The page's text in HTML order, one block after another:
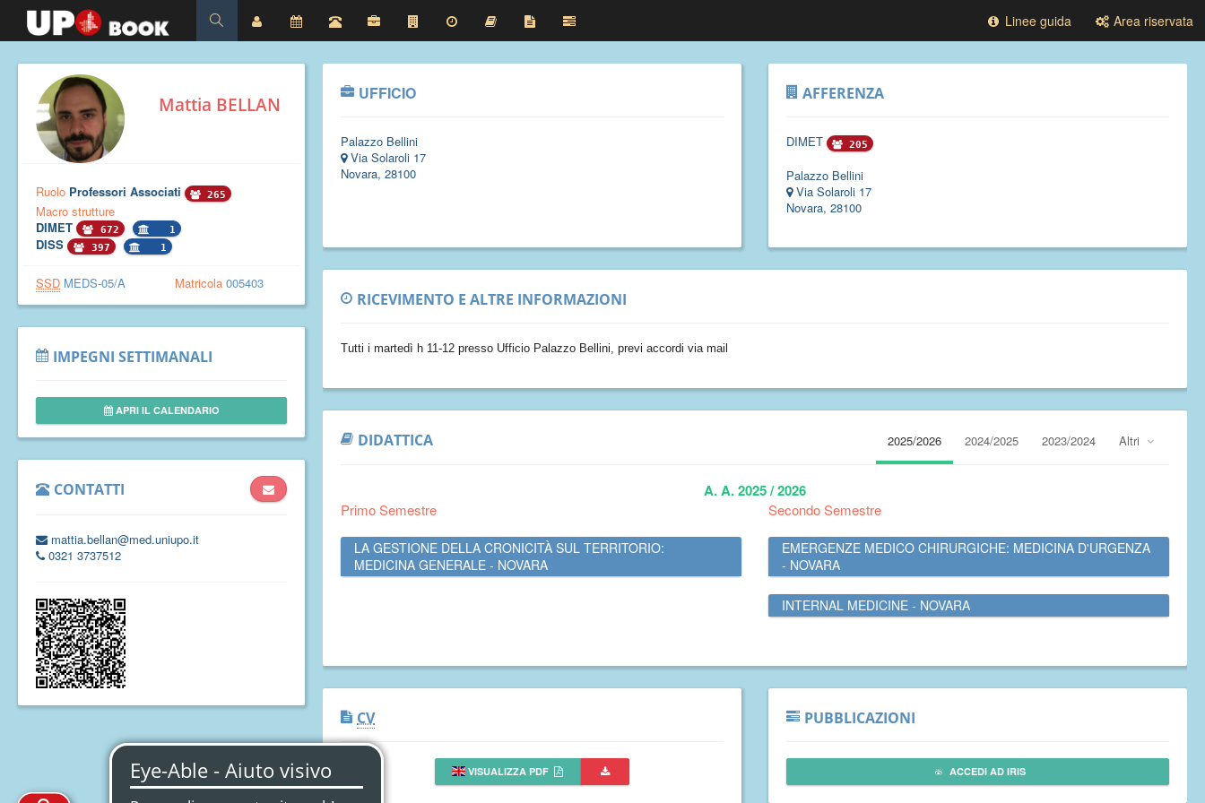
Linee guida Area riservata
Mattia BELLAN
Ruolo Professori Associati 265
Macro strutture
DIMET
672 1
DISS 397 1
SSD MEDS-05/A Matricola 005403
IMPEGNI SETTIMANALI
APRI IL CALENDARIO
CONTATTI
mattia.bellan@med.uniupo.it
0321 3737512
UFFICIO
Palazzo Bellini
Via Solaroli 17
Novara, 28100
AFFERENZA
DIMET 205
Palazzo Bellini
Via Solaroli 17
Novara, 28100
RICEVIMENTO E ALTRE INFORMAZIONI
Tutti i martedì h 11-12 presso Ufficio Palazzo Bellini, previ accordi via mail
DIDATTICA 2025/2026 2024/2025 2023/2024 Altri
A. A. 2025 / 2026
Primo Semestre
LA GESTIONE DELLA CRONICITÀ SUL TERRITORIO:
MEDICINA GENERALE - NOVARA
Secondo Semestre
EMERGENZE MEDICO CHIRURGICHE: MEDICINA D'URGENZA
- NOVARA
INTERNAL MEDICINE - NOVARA
CV
VISUALIZZA PDF
PUBBLICAZIONI
ACCEDI AD IRIS